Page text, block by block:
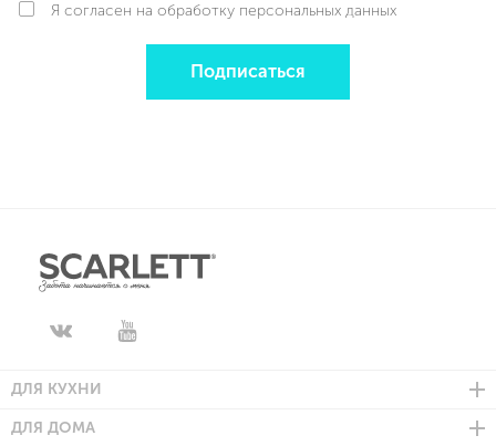
Я согласен на обработку персональных данных
Подписаться
ДЛЯ КУХНИ
ДЛЯ ДОМА